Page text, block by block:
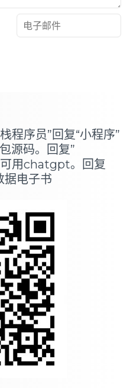
程序员”回复“小程序”
源码。回复”
用chatgpt。回复
据电子书